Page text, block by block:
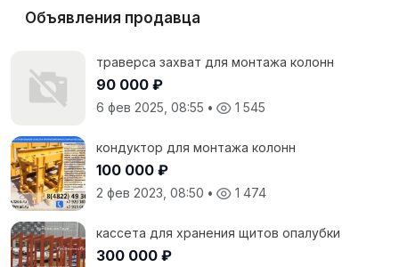
Объявления продавца
траверса захват для монтажа колонн
90 000 ₽
6 фев 2025, 08:55 • 1 545
кондуктор для монтажа колонн
100 000 ₽
2 фев 2023, 08:50 • 1 474
кассета для хранения щитов опалубки
300 000 ₽